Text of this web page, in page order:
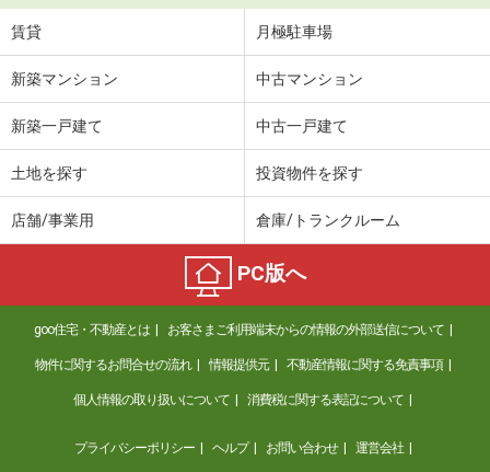
賃貸 月極駐車場
新築マンション 中古マンション
新築一戸建て 中古一戸建て
土地を探す 投資物件を探す
店舗/事業用 倉庫/トランクルーム
PC版へ
goo住宅・不動産とは お客さまご利用端末からの情報の外部送信について
物件に関するお問合せの流れ 情報提供元 不動産情報に関する免責事項
個人情報の取り扱いについて 消費税に関する表記について
プライバシーポリシー ヘルプ お問い合わせ 運営会社